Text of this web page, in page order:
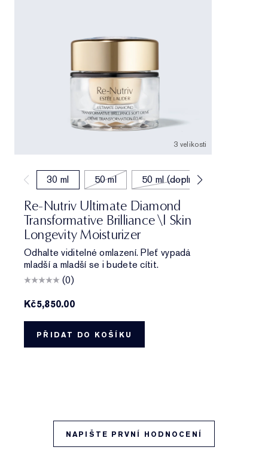
3 velikosti
30 ml 50 ml 50 ml (doplňování)
Re-Nutriv Ultimate Diamond
Transformative Brilliance \| Skin
Longevity Moisturizer
Odhalte viditelné omlazení. Pleť vypadá
mladší a mladší se i budete cítit.
(0)
Kč5,850.00
PŘIDAT DO KOŠÍKU
NAPIŠTE PRVNÍ HODNOCENÍ